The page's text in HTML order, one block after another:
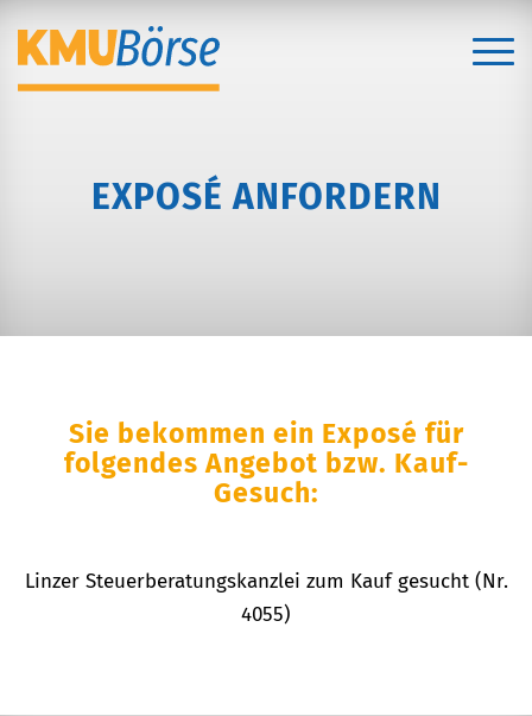
EXPOSÉ ANFORDERN
Sie bekommen ein Exposé für
folgendes Angebot bzw. Kauf-
Gesuch:
Linzer Steuerberatungskanzlei zum Kauf gesucht (Nr.
4055)